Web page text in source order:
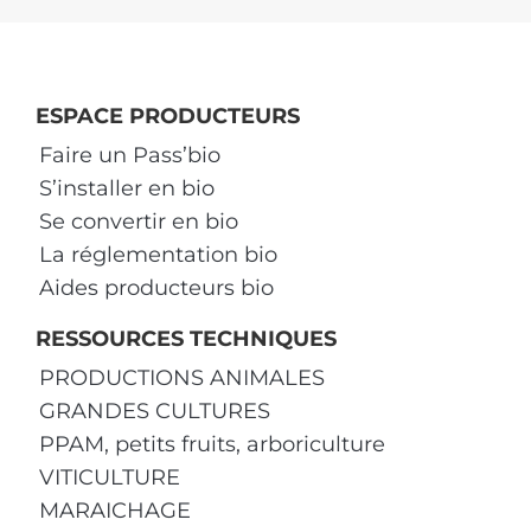
ESPACE PRODUCTEURS
Faire un Pass’bio
S’installer en bio
Se convertir en bio
La réglementation bio
Aides producteurs bio
RESSOURCES TECHNIQUES
PRODUCTIONS ANIMALES
GRANDES CULTURES
PPAM, petits fruits, arboriculture
VITICULTURE
MARAICHAGE